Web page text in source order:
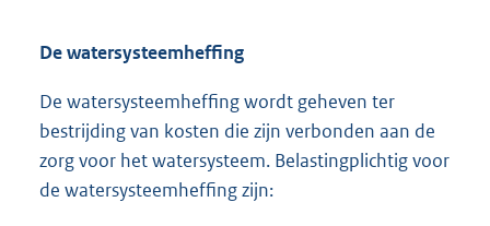
De watersysteemheffing
De watersysteemheffing wordt geheven ter
bestrijding van kosten die zijn verbonden aan de
zorg voor het watersysteem. Belastingplichtig voor
de watersysteemheffing zijn: